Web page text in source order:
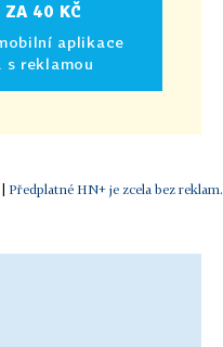
ZA 40 KČ
aplikace
s reklamou
| Předplatné HN+ je zcela bez reklam.